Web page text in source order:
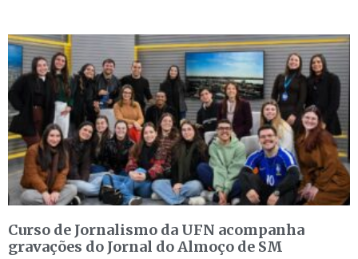
Curso de Jornalismo da UFN acompanha
gravações do Jornal do Almoço de SM